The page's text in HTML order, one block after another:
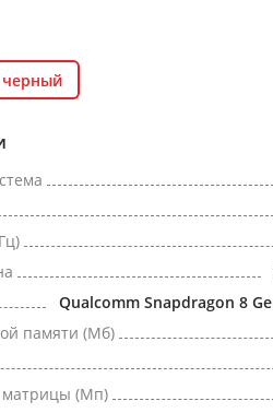
черный
Qualcomm Snapdragon 8
памяти (Мб)
матрицы (Мп)